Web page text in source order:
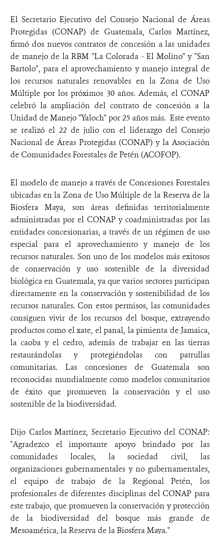
El Secretario Ejecutivo del Consejo Nacional de Áreas
Protegidas (CONAP) de Guatemala, Carlos Martínez,
firmó dos nuevos contratos de concesión a las unidades
de manejo de la RBM "La Colorada - El Molino" y "San
Bartolo", para el aprovechamiento y manejo integral de
los recursos naturales renovables en la Zona de Uso
Múltiple por los próximos 30 años. Además, el CONAP
celebró la ampliación del contrato de concesión a la
Unidad de Manejo "Yaloch" por 25 años más. Este evento
se realizó el 22 de julio con el liderazgo del Consejo
Nacional de Áreas Protegidas (CONAP) y la Asociación
de Comunidades Forestales de Petén (ACOFOP).
El modelo de manejo a través de Concesiones Forestales
ubicadas en la Zona de Uso Múltiple de la Reserva de la
Biosfera Maya, son áreas definidas territorialmente
administradas por el CONAP y coadministradas por las
entidades concesionarias, a través de un régimen de uso
especial para el aprovechamiento y manejo de los
recursos naturales. Son uno de los modelos más exitosos
de conservación y uso sostenible de la diversidad
biológica en Guatemala, ya que varios sectores participan
directamente en la conservación y sostenibilidad de los
recursos naturales. Con estos permisos, las comunidades
consiguen vivir de los recursos del bosque, extrayendo
productos como el xate, el panal, la pimienta de Jamaica,
la caoba y el cedro, además de trabajar en las tierras
restaurándolas y protegiéndolas con patrullas
comunitarias. Las concesiones de Guatemala son
reconocidas mundialmente como modelos comunitarios
de éxito que promueven la conservación y el uso
sostenible de la biodiversidad.
Dijo Carlos Martínez, Secretario Ejecutivo del CONAP:
"Agradezco el importante apoyo brindado por las
comunidades locales, la sociedad civil, las
organizaciones gubernamentales y no gubernamentales,
el equipo de trabajo de la Regional Petén, los
profesionales de diferentes disciplinas del CONAP para
este trabajo, que promueven la conservación y protección
de la biodiversidad del bosque más grande de
Mesoamérica, la Reserva de la Biosfera Maya."